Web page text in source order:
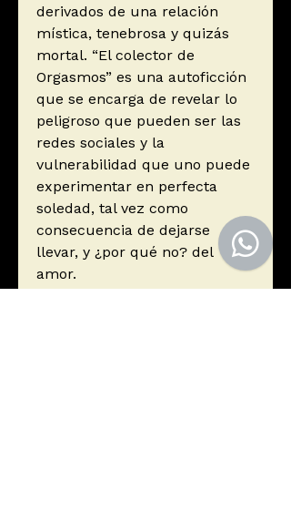
derivados de una relación
mística, tenebrosa y quizás
mortal. “El colector de
Orgasmos” es una autoficción
que se encarga de revelar lo
peligroso que pueden ser las
redes sociales y la
vulnerabilidad que uno puede
experimentar en perfecta
soledad, tal vez como
consecuencia de dejarse
llevar, y ¿por qué no? del
amor.